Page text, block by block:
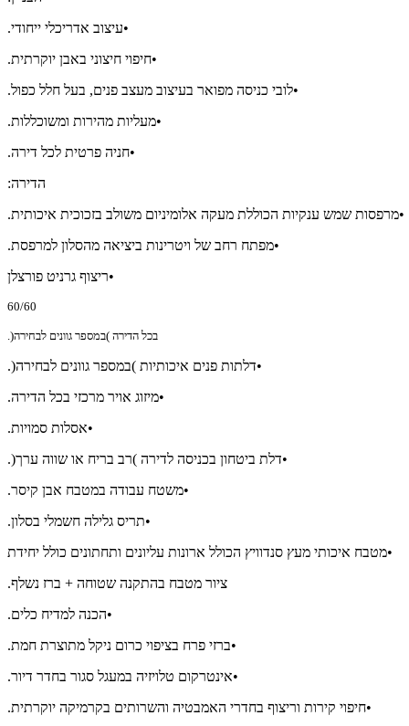
•עיצוב אדריכלי ייחודי.
•חיפוי חיצוני באבן יוקרתית.
•לובי כניסה מפואר בעיצוב מעצב פנים, בעל חלל כפול.
•מעליות מהירות ומשוכללות.
•חניה פרטית לכל דירה.
הדירה:
•מרפסות שמש ענקיות הכוללת מעקה אלומיניום משולב בזכוכית איכותית.
•מפתח רחב של ויטרינות ביציאה מהסלון למרפסת.
•ריצוף גרניט פורצלן
60/60
בכל הדירה )במספר גוונים לבחירה(.
•דלתות פנים איכותיות )במספר גוונים לבחירה(.
•מיזוג אויר מרכזי בכל הדירה.
•אסלות סמויות.
•דלת ביטחון בכניסה לדירה )רב בריח או שווה ערך(.
•משטח עבודה במטבח אבן קיסר.
•תריס גלילה חשמלי בסלון.
•מטבח איכותי מעץ סנדוויץ הכולל ארונות עליונים ותחתונים כולל יחידת
ציור מטבח בהתקנה שטוחה + ברז נשלף.
•הכנה למדיח כלים.
•ברזי פרח בציפוי כרום ניקל מתוצרת חמת.
•אינטרקום טלויזיה במעגל סגור בחדר דיור.
•חיפוי קירות וריצוף בחדרי האמבטיה והשרותים בקרמיקה יוקרתית.